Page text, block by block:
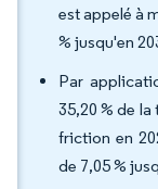
est appelé à
% jusqu'en
Par
35,20 % de
friction en
de 7,05 %